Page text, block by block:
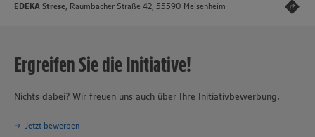
EDEKA Strese, Raumbacher Straße 42, 55590 Meisenheim
Ergreifen Sie die Initiative!
Nichts dabei? Wir freuen uns auch über Ihre Initiativbewerbung.
Jetzt bewerben